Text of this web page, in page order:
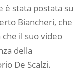
è stata postata su
Biancheri, che
il suo video
della
De Scalzi.